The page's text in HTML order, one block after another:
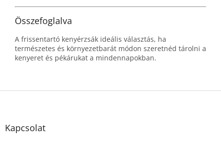
Összefoglalva
A frissentartó kenyérzsák ideális választás, ha
természetes és környezetbarát módon szeretnéd tárolni a
kenyeret és pékárukat a mindennapokban.
L
Kapcsolat